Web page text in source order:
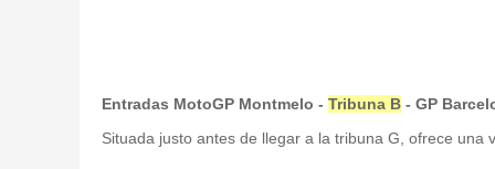
Entradas MotoGP Montmelo - Tribuna B - GP
Situada justo antes de llegar a la tribuna G, ofrece